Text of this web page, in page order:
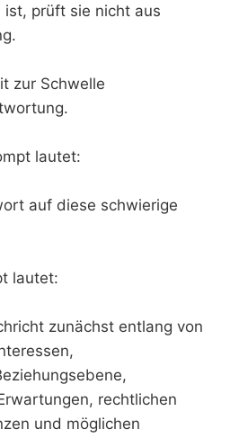
prüft sie nicht aus
zur Schwelle
lautet:
auf diese schwierige
lautet:
zunächst entlang von
rechtlichen
und möglichen